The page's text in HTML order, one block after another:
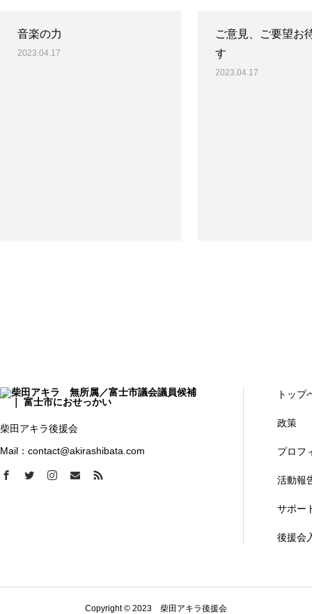
音楽の力
2023.04.17
ご意見、ご要望お
す
2023.04.17
柴田アキラ後援会
Mail：contact@akirashibata.com
トップ
政策
プロフ
活動報
サポー
後援会
Copyright © 2023 柴田アキラ後援会